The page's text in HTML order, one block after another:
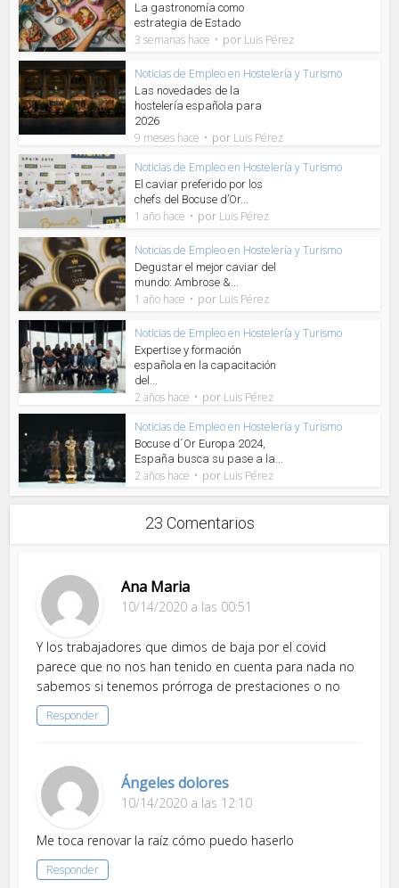
La gastronomía como
estrategia de Estado
3 semanas hace por Luis Pérez
Noticias de Empleo en Hostelería y Turismo
Las novedades de la
hostelería española para
2026
9 meses hace por Luis Pérez
Noticias de Empleo en Hostelería y Turismo
El caviar preferido por los
chefs del Bocuse d’Or...
1 año hace por Luis Pérez
Noticias de Empleo en Hostelería y Turismo
Degustar el mejor caviar del
mundo: Ambrose &...
1 año hace por Luis Pérez
Noticias de Empleo en Hostelería y Turismo
Expertise y formación
española en la capacitación
del...
2 años hace por Luis Pérez
Noticias de Empleo en Hostelería y Turismo
Bocuse d´Or Europa 2024,
España busca su pase a la...
2 años hace por Luis Pérez
23 Comentarios
Ana Maria
10/14/2020 a las 00:51
Y los trabajadores que dimos de baja por el covid
parece que no nos han tenido en cuenta para nada no
sabemos si tenemos prórroga de prestaciones o no
Responder
Ángeles dolores
10/14/2020 a las 12:10
Me toca renovar la raíz cómo puedo haserlo
Responder